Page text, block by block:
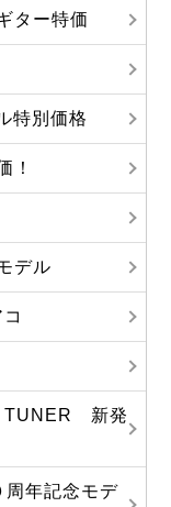
ター特価
特別価格
！
デル
コ
TUNER 新発
年記念モデ